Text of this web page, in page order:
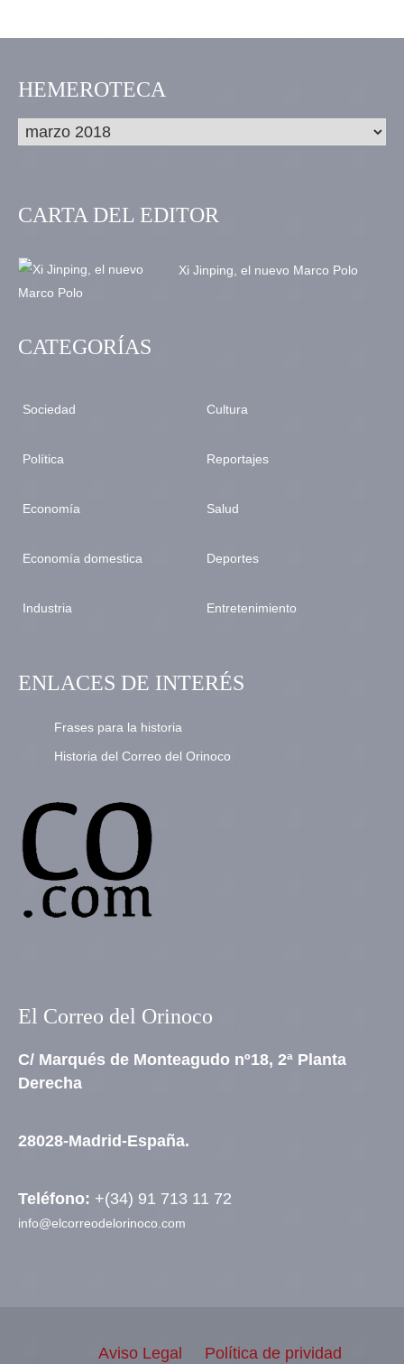
HEMEROTECA
CARTA DEL EDITOR
Xi Jinping, el nuevo Marco Polo
CATEGORÍAS
Sociedad
Política
Economía
Economía domestica
Industria
Cultura
Reportajes
Salud
Deportes
Entretenimiento
ENLACES DE INTERÉS
Frases para la historia
Historia del Correo del Orinoco
El Correo del Orinoco
C/ Marqués de Monteagudo nº18, 2ª Planta
Derecha
28028-Madrid-España.
Teléfono: +(34) 91 713 11 72
info@elcorreodelorinoco.com
Aviso Legal Política de prividad